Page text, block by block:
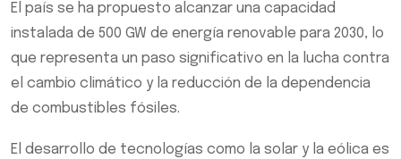
El país se ha propuesto alcanzar una capacidad
instalada de 500 GW de energía renovable para 2030, lo
que representa un paso significativo en la lucha contra
el cambio climático y la reducción de la dependencia
de combustibles fósiles.
El desarrollo de tecnologías como la solar y la eólica es